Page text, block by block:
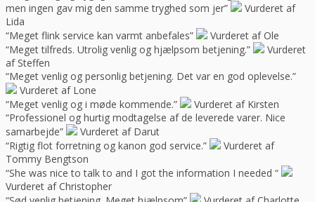
men ingen gav mig den samme tryghed som jer”
Vurderet af
Lida
“Meget flink service kan varmt anbefales”
Vurderet af Ole
“Meget tilfreds. Utrolig venlig og hjælpsom betjening.”
Vurderet
af Steffen
“Meget venlig og personlig betjening. Det var en god oplevelse.”
Vurderet af Lone
“Meget venlig og i møde kommende.”
Vurderet af Kirsten
“Professionel og hurtig modtagelse af de leverede varer. Nice
samarbejde”
Vurderet af Darut
“Rigtig flot forretning og kanon god service.”
Vurderet af
Tommy Bengtson
“She was nice to talk to and I got the information I needed “
Vurderet af Christopher